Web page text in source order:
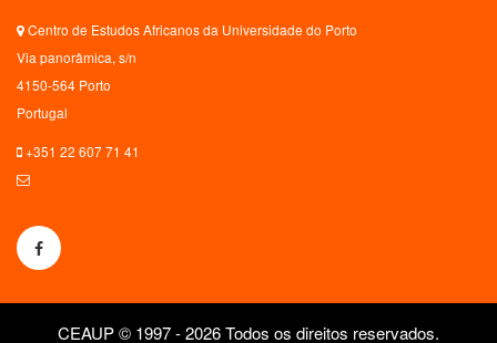
Centro de Estudos Africanos da Universidade do Porto
Via panorâmica, s/n
4150-564 Porto
Portugal
+351 22 607 71 41
CEAUP © 1997 - 2026 Todos os direitos reservados.